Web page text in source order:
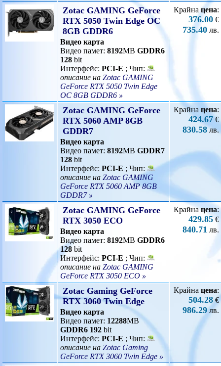
Zotac GAMING GeForce
RTX 5050 Twin Edge OC
8GB GDDR6
Видео карта
Видео памет: 8192MB GDDR6
128 bit
Интерфейс: PCI-E ; Чип:
описание на Zotac GAMING
GeForce RTX 5050 Twin Edge
OC 8GB GDDR6 »
Крайна цена:
376.00 €
735.40 лв.
Zotac GAMING GeForce
RTX 5060 AMP 8GB
GDDR7
Видео карта
Видео памет: 8192MB GDDR7
128 bit
Интерфейс: PCI-E ; Чип:
описание на Zotac GAMING
GeForce RTX 5060 AMP 8GB
GDDR7 »
Крайна цена:
424.67€
830.58лв.
Zotac GAMING GeForce
RTX 3050 ECO
Видео карта
Видео памет: 8192MB GDDR6
128 bit
Интерфейс: PCI-E ; Чип:
описание на Zotac GAMING
GeForce RTX 3050 ECO »
Крайнацена:
429.85€
840.71 лв.
Zotac Gaming GeForce
RTX 3060 Twin Edge
Видео карта
Видео памет: 12288MB
GDDR6 192 bit
Интерфейс: PCI-E ; Чип:
описание на Zotac Gaming
GeForce RTX 3060 Twin Edge »
Крайна цена:
504.28€
986.29лв.